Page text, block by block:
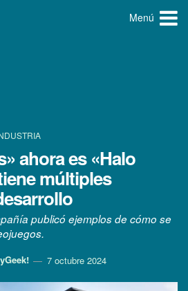
Menú
ahora es «Halo
múltiples
publicó ejemplos de cómo se
7 octubre 2024